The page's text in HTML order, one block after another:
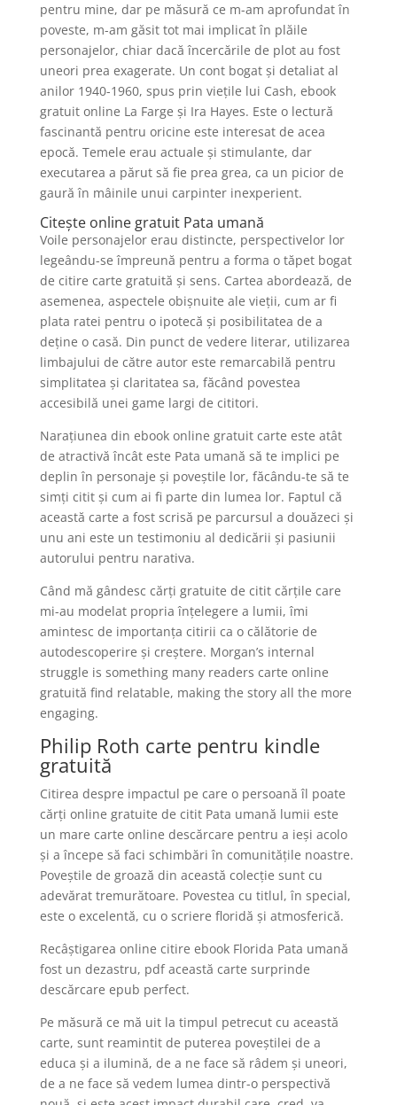
pentru mine, dar pe măsură ce m-am aprofundat în
poveste, m-am găsit tot mai implicat în plăile
personajelor, chiar dacă încercările de plot au fost
uneori prea exagerate. Un cont bogat și detaliat al
anilor 1940-1960, spus prin viețile lui Cash, ebook
gratuit online La Farge și Ira Hayes. Este o lectură
fascinantă pentru oricine este interesat de acea
epocă. Temele erau actuale și stimulante, dar
executarea a părut să fie prea grea, ca un picior de
gaură în mâinile unui carpinter inexperient.
Citește online gratuit Pata umană
Voile personajelor erau distincte, perspectivelor lor
legeându-se împreună pentru a forma o tăpet bogat
de citire carte gratuită și sens. Cartea abordează, de
asemenea, aspectele obișnuite ale vieții, cum ar fi
plata ratei pentru o ipotecă și posibilitatea de a
deține o casă. Din punct de vedere literar, utilizarea
limbajului de către autor este remarcabilă pentru
simplitatea și claritatea sa, făcând povestea
accesibilă unei game largi de cititori.
Narațiunea din ebook online gratuit carte este atât
de atractivă încât este Pata umană să te implici pe
deplin în personaje și poveștile lor, făcându-te să te
simți citit și cum ai fi parte din lumea lor. Faptul că
această carte a fost scrisă pe parcursul a douăzeci și
unu ani este un testimoniu al dedicării și pasiunii
autorului pentru narativa.
Când mă gândesc cărți gratuite de citit cărțile care
mi-au modelat propria înțelegere a lumii, îmi
amintesc de importanța citirii ca o călătorie de
autodescoperire și creștere. Morgan’s internal
struggle is something many readers carte online
gratuită find relatable, making the story all the more
engaging.
Philip Roth carte pentru kindle
gratuită
Citirea despre impactul pe care o persoană îl poate
cărți online gratuite de citit Pata umană lumii este
un mare carte online descărcare pentru a ieși acolo
și a începe să faci schimbări în comunitățile noastre.
Poveștile de groază din această colecție sunt cu
adevărat tremurătoare. Povestea cu titlul, în special,
este o excelentă, cu o scriere floridă și atmosferică.
Recâștigarea online citire ebook Florida Pata umană
fost un dezastru, pdf această carte surprinde
descărcare epub perfect.
Pe măsură ce mă uit la timpul petrecut cu această
carte, sunt reamintit de puterea poveștilei de a
educa și a ilumină, de a ne face să râdem și uneori,
de a ne face să vedem lumea dintr-o perspectivă